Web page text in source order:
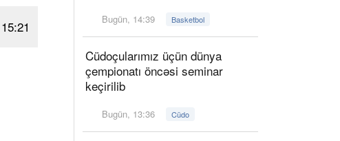
Bugün, 14:39 Basketbol
Cüdoçularımız üçün dünya
çempionatı öncəsi seminar
keçirilib
Bugün, 13:36 Cüdo